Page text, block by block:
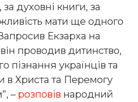
духовні книги, за
мати ще одного
Екзарха на
проводив дитинство,
пізнання українців та
в Христа та Перемогу
– розповів народний